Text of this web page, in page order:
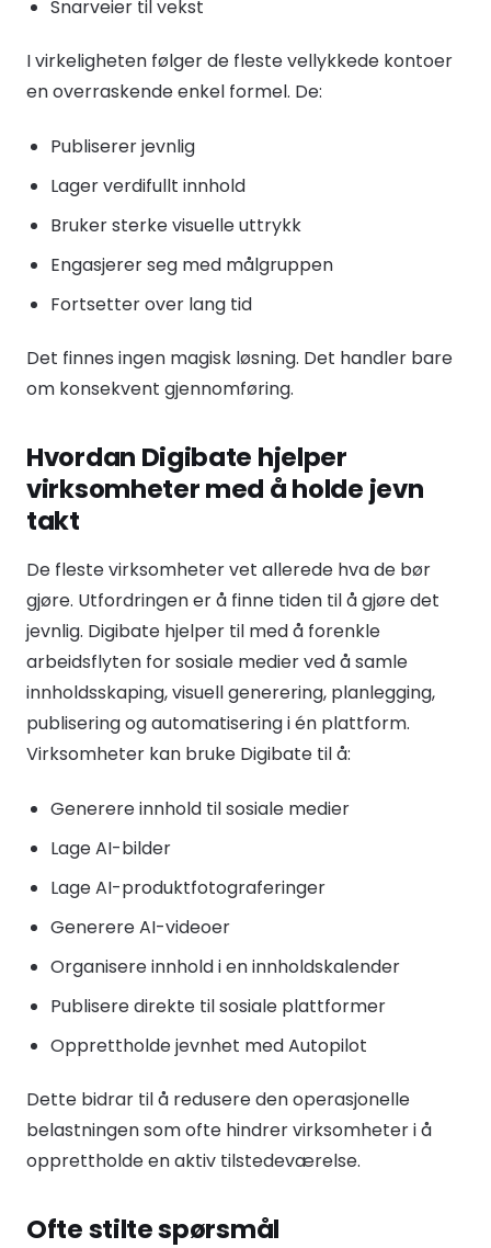
Snarveier til vekst
I virkeligheten følger de fleste vellykkede kontoer
en overraskende enkel formel. De:
Publiserer jevnlig
Lager verdifullt innhold
Bruker sterke visuelle uttrykk
Engasjerer seg med målgruppen
Fortsetter over lang tid
Det finnes ingen magisk løsning. Det handler bare
om konsekvent gjennomføring.
Hvordan Digibate hjelper
virksomheter med å holde jevn
takt
De fleste virksomheter vet allerede hva de bør
gjøre. Utfordringen er å finne tiden til å gjøre det
jevnlig. Digibate hjelper til med å forenkle
arbeidsflyten for sosiale medier ved å samle
innholdsskaping, visuell generering, planlegging,
publisering og automatisering i én plattform.
Virksomheter kan bruke Digibate til å:
Generere innhold til sosiale medier
Lage AI-bilder
Lage AI-produktfotograferinger
Generere AI-videoer
Organisere innhold i en innholdskalender
Publisere direkte til sosiale plattformer
Opprettholde jevnhet med Autopilot
Dette bidrar til å redusere den operasjonelle
belastningen som ofte hindrer virksomheter i å
opprettholde en aktiv tilstedeværelse.
Ofte stilte spørsmål